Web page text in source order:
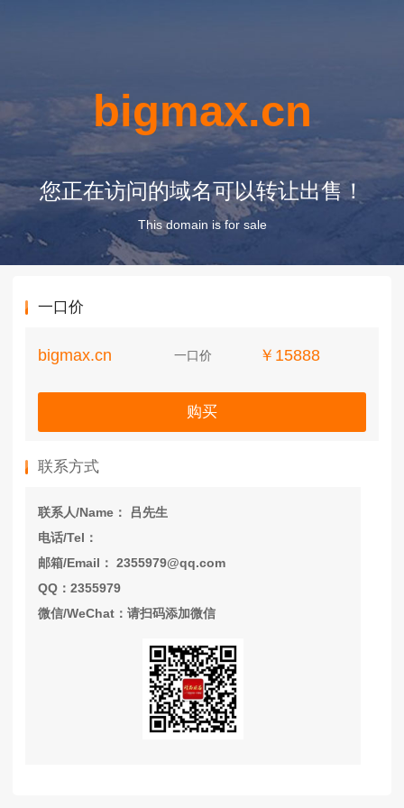
bigmax.cn
您正在访问的域名可以转让出售！
This domain is for sale
一口价
bigmax.cn 一口价 ￥15888
购买
联系方式
联系人/Name： 吕先生
电话/Tel：
邮箱/Email： 2355979@qq.com
QQ：2355979
微信/WeChat：请扫码添加微信